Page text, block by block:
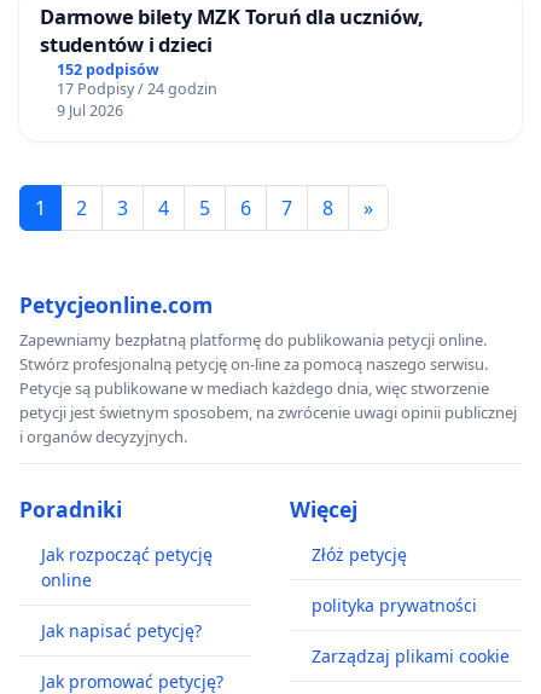
Darmowe bilety MZK Toruń dla uczniów,
studentów i dzieci
152 podpisów
17 Podpisy / 24 godzin
9 Jul 2026
1 2 3 4 5 6 7 8 »
Petycjeonline.com
Zapewniamy bezpłatną platformę do publikowania petycji online.
Stwórz profesjonalną petycję on-line za pomocą naszego serwisu.
Petycje są publikowane w mediach każdego dnia, więc stworzenie
petycji jest świetnym sposobem, na zwrócenie uwagi opinii publicznej
i organów decyzyjnych.
Poradniki
Jak rozpocząć petycję
online
Jak napisać petycję?
Jak promować petycję?
Więcej
Złóż petycję
polityka prywatności
Zarządzaj plikami cookie